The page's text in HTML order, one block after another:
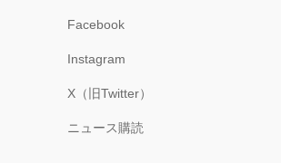
Facebook
Instagram
X（旧Twitter）
ニュース購読